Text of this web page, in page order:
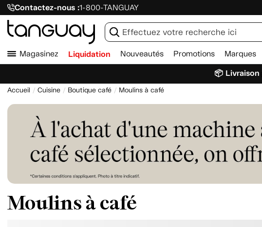
Contactez-nous :1-800-TANGUAY
Magasinez Liquidation Nouveautés Promotions Marques
📦 Livraison
Accueil Cuisine Boutique café Moulins à café
Moulins à café